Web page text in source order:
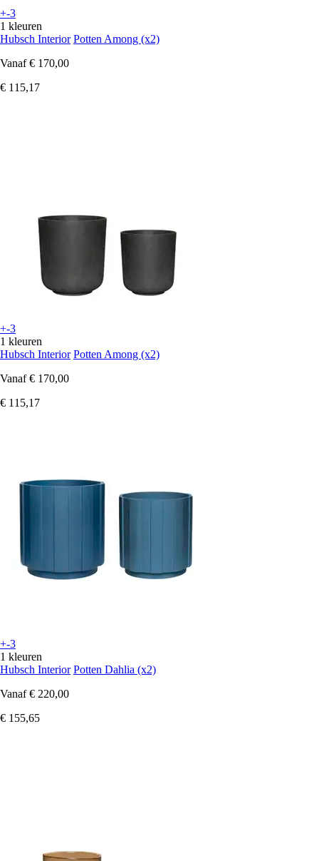
+-3
1 kleuren
Hubsch Interior Potten Among (x2)
Vanaf € 170,00
€ 115,17
+-3
1 kleuren
Hubsch Interior Potten Among (x2)
Vanaf € 170,00
€ 115,17
+-3
1 kleuren
Hubsch Interior Potten Dahlia (x2)
Vanaf € 220,00
€ 155,65